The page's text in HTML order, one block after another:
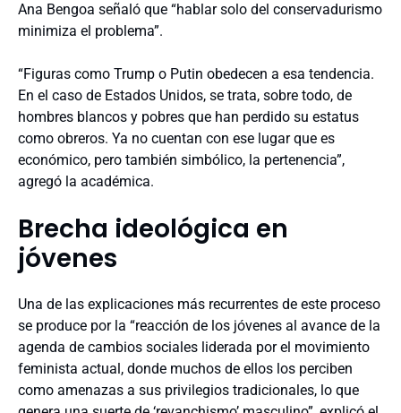
Ana Bengoa señaló que “hablar solo del conservadurismo
minimiza el problema”.
“Figuras como Trump o Putin obedecen a esa tendencia.
En el caso de Estados Unidos, se trata, sobre todo, de
hombres blancos y pobres que han perdido su estatus
como obreros. Ya no cuentan con ese lugar que es
económico, pero también simbólico, la pertenencia”,
agregó la académica.
Brecha ideológica en
jóvenes
Una de las explicaciones más recurrentes de este proceso
se produce por la “reacción de los jóvenes al avance de la
agenda de cambios sociales liderada por el movimiento
feminista actual, donde muchos de ellos los perciben
como amenazas a sus privilegios tradicionales, lo que